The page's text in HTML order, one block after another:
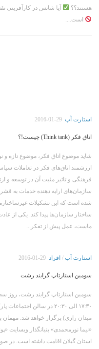
هستند؟؟
آیا شانس در کارآفرینی
است....
استارت آپ 2016-01-29
اتاق فکر (Think tank) چیست!؟
شاید موضوع اتاق فکر، موضوع تازه و
ارزشمند اتاق‌‌های فکر در تعاملات
فرهنگی و تاثیر مثبت آن در توسعه و
سازمان‌های ارایه دهنده خدمات به
شده است که این تشکیلات
ساختار سازمان‌ها پیدا کند. یکی از
ماست، عمل پیش از تفکر...
استارت آپ / افراد 2016-01-29
سومین استارتاپ گرایند رشت
۱۷:۳۰ الی ۲۰:۳۰ در سالن
میدان رازی) برگزار خواهد شد. مهمان
«نیما نورمحمدی» بنیانگذار وبسایت
استان گیلان اقامت داشته است. در